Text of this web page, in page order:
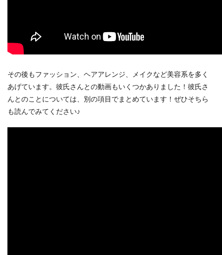
その後もファッション、ヘアアレンジ、メイクなど美容系を多く
あげています。彼氏さんとの動画もいくつかありました！彼氏さ
んとのことについては、別の項目でまとめています！ぜひそちら
も読んでみてください♪